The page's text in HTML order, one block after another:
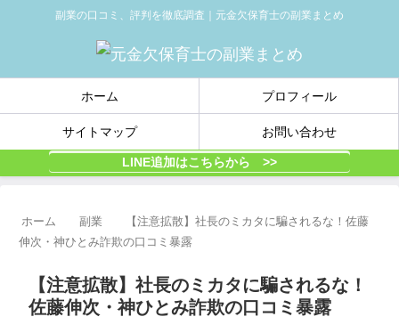
副業の口コミ、評判を徹底調査｜元金欠保育士の副業まとめ
ホーム プロフィール
サイトマップ お問い合わせ
LINE追加はこちらから >>
ホーム 副業
【注意拡散】社長のミカタに騙されるな！佐藤
伸次・神ひとみ詐欺の口コミ暴露
【注意拡散】社長のミカタに騙されるな！
佐藤伸次・神ひとみ詐欺の口コミ暴露